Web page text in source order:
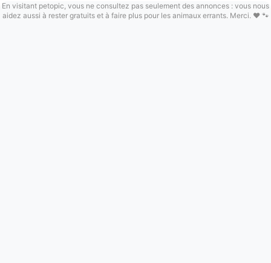
En visitant petopic, vous ne consultez pas seulement des annonces : vous nous
aidez aussi à rester gratuits et à faire plus pour les animaux errants. Merci. ❤️ 🐾